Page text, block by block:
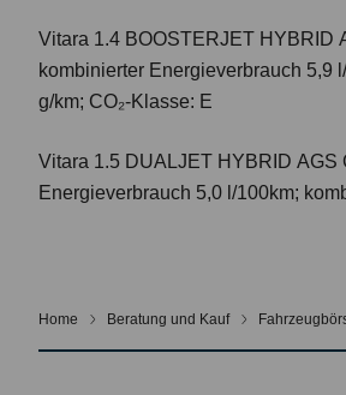
Vitara 1.4 BOOSTERJET HYBRID
kombinierter Energieverbrauch 5,9
g/km; CO₂-Klasse: E
Vitara 1.5 DUALJET HYBRID AGS
Energieverbrauch 5,0 l/100km;
Home Beratung und Kauf